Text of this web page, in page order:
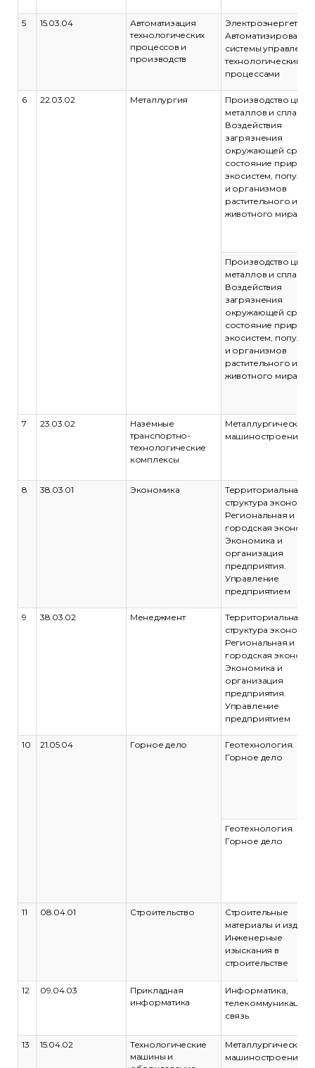
5 15.03.04
Автоматизация
технологических
процессов и
производств
Электроэнергетика.
системы
технологическими
процессами
6 22.03.02 Металлургия
Производство
металлов и сплавов.
Воздействия
загрязнения
окружающей среды
состояние
экосистем,
и организмов
растительного и
животного мира
Производство
металлов и сплавов.
Воздействия
загрязнения
окружающей среды
состояние
экосистем,
и организмов
растительного и
животного мира
7 23.03.02
Наземные
транспортно-
технологические
комплексы
Металлургическое
машиностроение
8 38.03.01 Экономика
Территориальная
структура
Региональная и
городская
Экономика и
организация
предприятия.
Управление
предприятием
9 38.03.02 Менеджмент
Территориальная
структура
Региональная и
городская
Экономика и
организация
предприятия.
Управление
предприятием
10 21.05.04 Горное дело
Геотехнология.
Горное дело
Геотехнология.
Горное дело
11 08.04.01 Строительство
Строительные
материалы и
Инженерные
изыскания в
строительстве
12 09.04.03
Прикладная
информатика
Информатика,
телекоммуникации
связь
13 15.04.02
Технологические
машины и
Металлургическое
машиностроение